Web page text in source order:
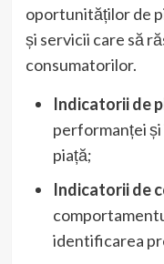
oportunităților de
și servicii care să
consumatorilor.
Indicatorii de
performanței
piață;
Indicatorii de
identificarea